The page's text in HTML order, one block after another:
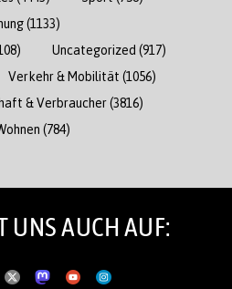
(1133)
Uncategorized (917)
Verkehr & Mobilität (1056)
& Verbraucher(3816)
(784)
UNS AUCH AUF: